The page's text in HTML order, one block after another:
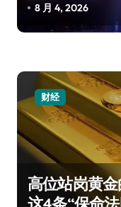
8 月 4, 2026
财经
高位站岗黄